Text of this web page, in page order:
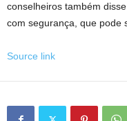
conselheiros também
com segurança, que pode
Source link